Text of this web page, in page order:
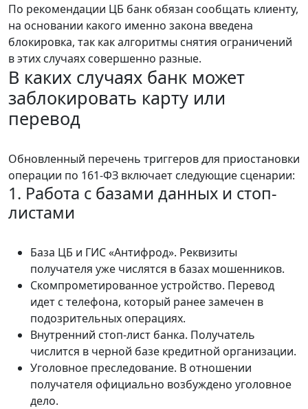
По рекомендации ЦБ банк обязан сообщать клиенту,
на основании какого именно закона введена
блокировка, так как алгоритмы снятия ограничений
в этих случаях совершенно разные.
В каких случаях банк может
заблокировать карту или
перевод
Обновленный перечень триггеров для приостановки
операции по 161-ФЗ включает следующие сценарии:
1. Работа с базами данных и стоп-
листами
База ЦБ и ГИС «Антифрод». Реквизиты
получателя уже числятся в базах мошенников.
Скомпрометированное устройство. Перевод
идет с телефона, который ранее замечен в
подозрительных операциях.
Внутренний стоп-лист банка. Получатель
числится в черной базе кредитной организации.
Уголовное преследование. В отношении
получателя официально возбуждено уголовное
дело.